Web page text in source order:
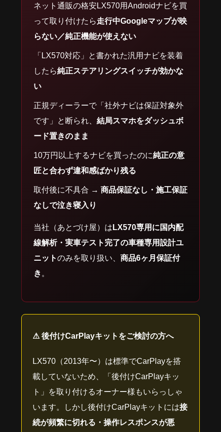
ネット通販の格安LX570用Androidナビを買
って取り付けたら走行中Googleマップが映
らない／純正機能が使えない
「LX570対応」と書かれた汎用ナビを装着
したら純正ステアリングスイッチが効かな
い
正規ディーラーで「社外ナビは保証対象外
です」と断られ、 結局スマホをダッシュボ
ード置きのまま
10万円以上するナビを買ったのに純正の意
匠と合わず違和感ばかり残る
取付後に不具合 → 商品保証なし・施工保証
なしで泣き寝入り
当社（あとづけ屋）はLX570専用に国内配
線解析・実車テスト完了の車種専用設計ユ
ニットのみを取り扱い、 商品6ヶ月保証付
き 。
⚠ 後付けCarPlayキットをご検討の方へ
LX570（2013年〜）は標準でCarPlayを搭
載していないため、「後付けCarPlayキッ
ト」を取り付けるオーナー様もいらっしゃ
います。しかし後付けCarPlayキットには接
続が頻繁に切れる・操作レスポンスが悪